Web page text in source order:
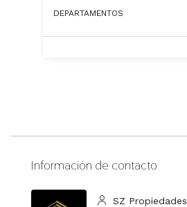
DEPARTAMENTOS
Información de contacto
SZ Propiedades